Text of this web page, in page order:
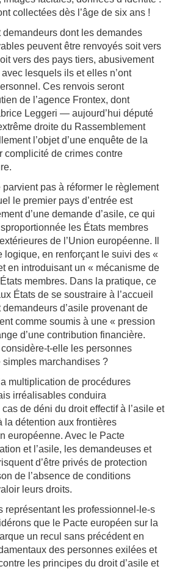
collectées dès l’âge de six ans !
demandeurs dont les demandes
peuvent être renvoyés soit vers
vers des pays tiers, abusivement
lesquels ils et elles n’ont
Ces renvois seront
de l’agence Frontex, dont
Leggeri — aujourd’hui député
droite du Rassemblement
l’objet d’une enquête de la
complicité de crimes contre
parvient pas à réformer le règlement
le premier pays d’entrée est
d’une demande d’asile, ce qui
les États membres
de l’Union européenne. Il
logique, en renforçant le suivi des «
en introduisant un « mécanisme de
membres. Dans la pratique, ce
États de se soustraire à l’accueil
d’asile provenant de
comme soumis à une « pression
d’une contribution financière.
considère-t-elle les personnes
simples marchandises ?
multiplication de procédures
irréalisables conduira
de déni du droit effectif à l’asile et
la détention aux frontières
européenne. Avec le Pacte
et l’asile, les demandeuses et
d’être privés de protection
de l’absence de conditions
leurs droits.
représentant les professionnel-le-s
que le Pacte européen sur la
un recul sans précédent en
des personnes exilées et
les principes du droit d’asile et